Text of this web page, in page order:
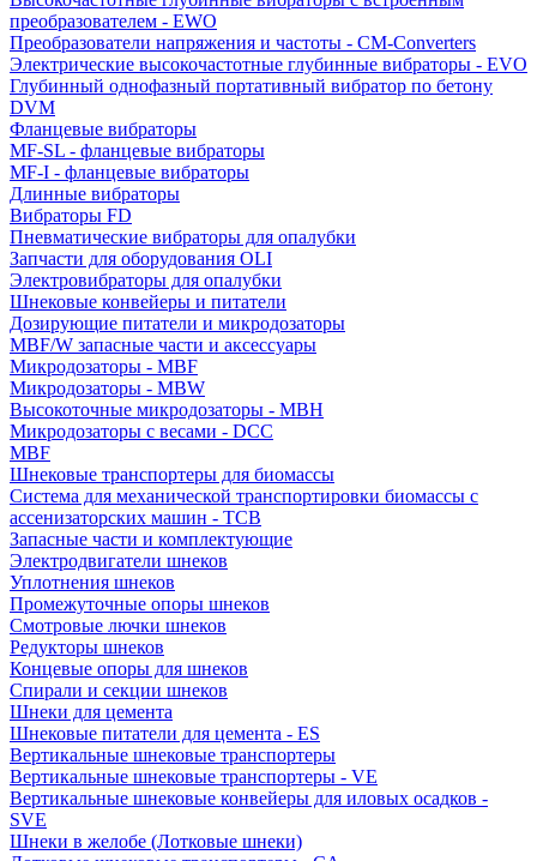
преобразователем - EWO
Преобразователи напряжения и частоты - CM-Converters
Электрические высокочастотные глубинные вибраторы - EVO
Глубинный однофазный портативный вибратор по бетону
DVM
Фланцевые вибраторы
MF-SL - фланцевые вибраторы
MF-I - фланцевые вибраторы
Длинные вибраторы
Вибраторы FD
Пневматические вибраторы для опалубки
Запчасти для оборудования OLI
Электровибраторы для опалубки
Шнековые конвейеры и питатели
Дозирующие питатели и микродозаторы
MBF/W запасные части и аксессуары
Микродозаторы - MBF
Микродозаторы - MBW
Высокоточные микродозаторы - MBH
Микродозаторы с весами - DCC
MBF
Шнековые транспортеры для биомассы
Система для механической транспортировки биомассы с
ассенизаторских машин - TCB
Запасные части и комплектующие
Электродвигатели шнеков
Уплотнения шнеков
Промежуточные опоры шнеков
Смотровые лючки шнеков
Редукторы шнеков
Концевые опоры для шнеков
Спирали и секции шнеков
Шнеки для цемента
Шнековые питатели для цемента - ES
Вертикальные шнековые транспортеры
Вертикальные шнековые транспортеры - VE
Вертикальные шнековые конвейеры для иловых осадков -
SVE
Шнеки в желобе (Лотковые шнеки)